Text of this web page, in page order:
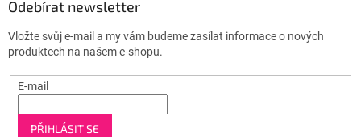
Odebírat newsletter
Vložte svůj e-mail a my vám budeme zasílat informace o nových
produktech na našem e-shopu.
E-mail
PŘIHLÁSIT SE